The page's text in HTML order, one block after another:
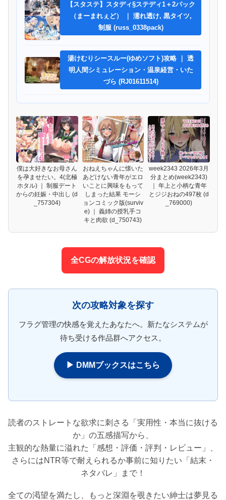
【スタステ】スタディ§ステディ1＋2パック
（まーまれぇど） ｜ 濡れ透け, 黒タイツ,
制服 (russ_0338pack)
湯けむりシースルー(ゆめソフト)攻略 ｜ 透
明人間シミュレーション・温泉経営・いた
づら (RJ01611514)
僕は大好きなお母さん
を孕ませたい。4(北極
ホタル) ｜ 制服デート
からの妊娠・中出し (d
_757304)
おねえちゃんに懐いた
あどけない青年がエロ
いことに興味をもって
しまった結果 モーシ
ョンコミック版(surviv
e) ｜ 義姉の授乳手コ
キと肉欲 (d_750743)
week2343 2026年3月
分まとめ(week2343)
｜ 年上と小柄な青年
とジジおねの497枚 (d
_769000)
全CGの解放状況を確認
次の攻略対象を探す
フラグ管理の快感を覚えたあなたへ。新たなシステムが
待ち受ける作品群へアクセス。
▶ DMMブックスはこちら
読者のストレートな欲求に刺さる「実用性・本当に抜ける
か」の五感描写から、
主観的な熱量に溢れた「感想・評価・評判・レビュー」、
さらにはNTR等で耐えられるか事前に知りたい「結末・
ネタバレ」まで！
全ての渇望を満たし、もっと深淵を覗きたい紳士は夢見る